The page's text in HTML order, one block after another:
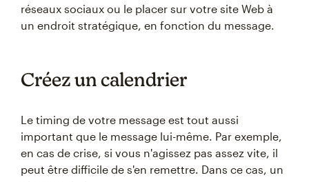
réseaux sociaux ou le placer sur votre site Web à
un endroit stratégique, en fonction du message.
Créez un calendrier
Le timing de votre message est tout aussi
important que le message lui-même. Par exemple,
en cas de crise, si vous n'agissez pas assez vite, il
peut être difficile de s'en remettre. Dans ce cas, un